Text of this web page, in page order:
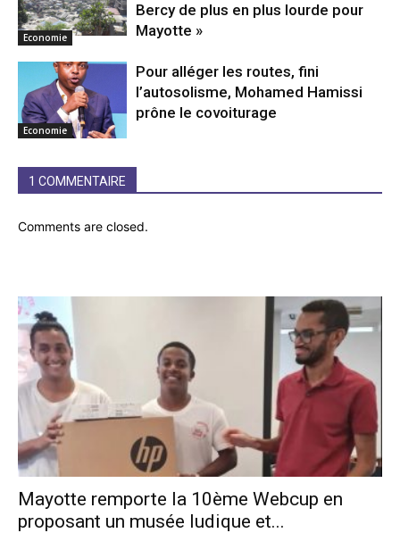
Economie
Bercy de plus en plus lourde pour
Mayotte »
Economie
Pour alléger les routes, fini
l’autosolisme, Mohamed Hamissi
prône le covoiturage
1 COMMENTAIRE
Comments are closed.
Mayotte remporte la 10ème Webcup en
proposant un musée ludique et...